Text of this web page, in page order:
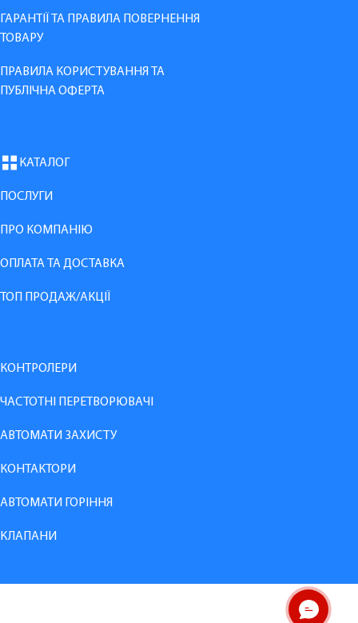
ГАРАНТІЇ ТА ПРАВИЛА ПОВЕРНЕННЯ
ТОВАРУ
ПРАВИЛА КОРИСТУВАННЯ ТА
ПУБЛІЧНА ОФЕРТА
КАТАЛОГ
ПОСЛУГИ
ПРО КОМПАНІЮ
ОПЛАТА ТА ДОСТАВКА
ТОП ПРОДАЖ/АКЦІЇ
КОНТРОЛЕРИ
ЧАСТОТНІ ПЕРЕТВОРЮВАЧІ
АВТОМАТИ ЗАХИСТУ
КОНТАКТОРИ
АВТОМАТИ ГОРІННЯ
КЛАПАНИ